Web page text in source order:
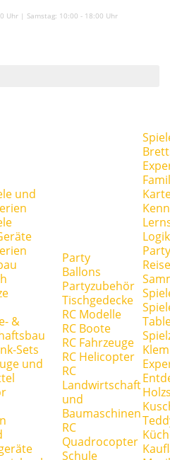
Uhr | Samstag: 10:00 - 18:00 Uhr
und
&
Sets
und
Party
Ballons
Partyzubehör
Tischgedecke
RC Modelle
RC Boote
RC Fahrzeuge
RC Helicopter
RC
Landwirtschaft
und
Baumaschinen
RC
Quadrocopter
Schule